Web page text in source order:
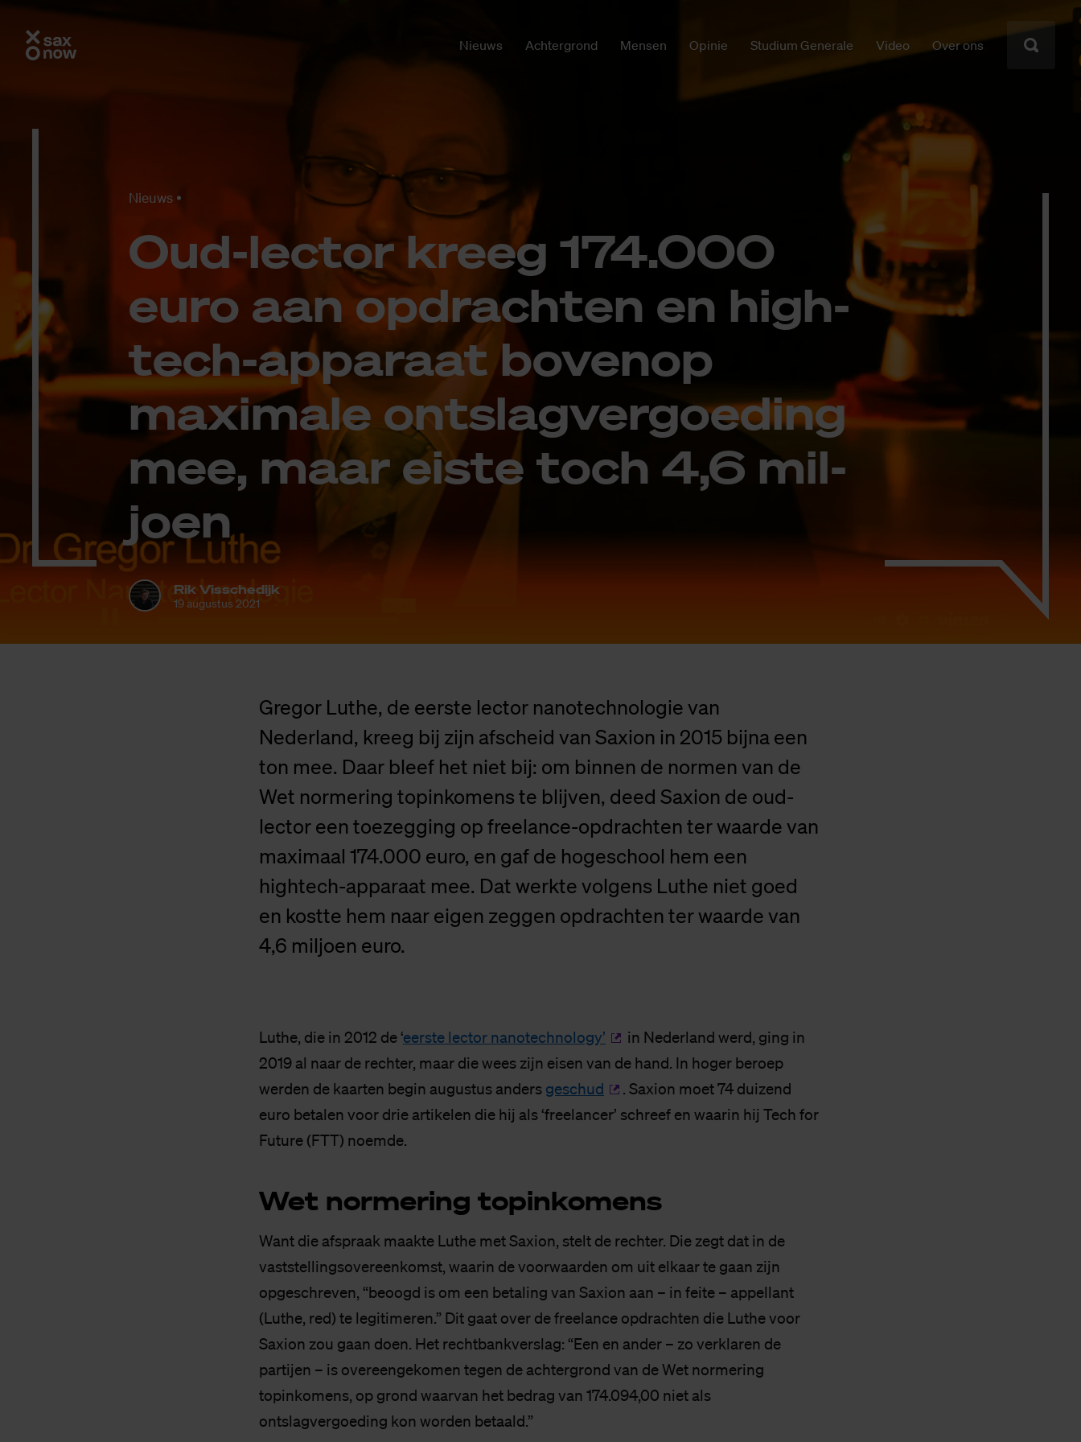
Nieuws Achtergrond Mensen Opinie Studium Generale Video Over ons
Nieuws
Oud-lec­tor kreeg 174.000
euro aan op­drach­ten en high­
tech-ap­pa­raat bo­ven­op
maxi­ma­le ont­slag­ver­goe­ding
mee, maar eis­te toch 4,6 mil­
joen
Rik Visschedijk
19 augustus 2021
Gregor Luthe, de eerste lector nanotechnologie van
Nederland, kreeg bij zijn afscheid van Saxion in 2015 bijna een
ton mee. Daar bleef het niet bij: om binnen de normen van de
Wet normering topinkomens te blijven, deed Saxion de oud-
lector een toezegging op freelance-opdrachten ter waarde van
maximaal 174.000 euro, en gaf de hogeschool hem een
hightech-apparaat mee. Dat werkte volgens Luthe niet goed
en kostte hem naar eigen zeggen opdrachten ter waarde van
4,6 miljoen euro.
Luthe, die in 2012 de ‘eerste lector nanotechnology’
in Nederland werd, ging in
2019 al naar de rechter, maar die wees zijn eisen van de hand. In hoger beroep
werden de kaarten begin augustus anders geschud
. Saxion moet 74 duizend
euro betalen voor drie artikelen die hij als ‘freelancer’ schreef en waarin hij Tech for
Future (FTT) noemde.
Wet nor­me­ring top­in­ko­mens
Want die afspraak maakte Luthe met Saxion, stelt de rechter. Die zegt dat in de
vaststellingsovereenkomst, waarin de voorwaarden om uit elkaar te gaan zijn
opgeschreven, “beoogd is om een betaling van Saxion aan – in feite – appellant
(Luthe, red) te legitimeren.” Dit gaat over de freelance opdrachten die Luthe voor
Saxion zou gaan doen. Het rechtbankverslag: “Een en ander – zo verklaren de
partijen – is overeengekomen tegen de achtergrond van de Wet normering
topinkomens, op grond waarvan het bedrag van 174.094,00 niet als
ontslagvergoeding kon worden betaald.”